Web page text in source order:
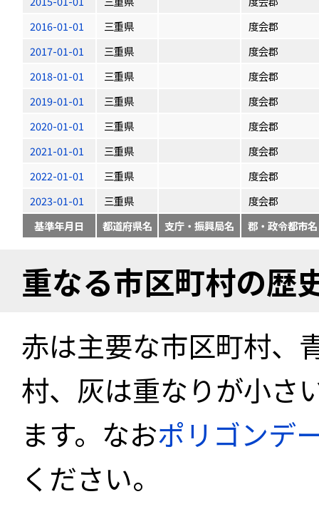
2016-01-01
三重県
度会郡
2017-01-01
三重県
度会郡
2018-01-01
三重県
度会郡
2019-01-01
三重県
度会郡
2020-01-01
三重県
度会郡
2021-01-01
三重県
度会郡
2022-01-01
三重県
度会郡
2023-01-01
三重県
度会郡
基準年月日
都道府県名 支庁・振興局名 郡・政令都市名
重なる市区町村の歴
赤は主要な市区町村、
村、灰は重なりが小さ
ます。なおポリゴンデ
ください。